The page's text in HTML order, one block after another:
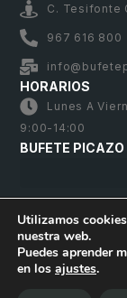
C. Tesifonte
967 616 800
HORARIOS
Lunes A
9:00-14:00
BUFETE PICAZO
Bufete
Utilizamos
nuestra web.
Puedes aprender
en los ajustes.